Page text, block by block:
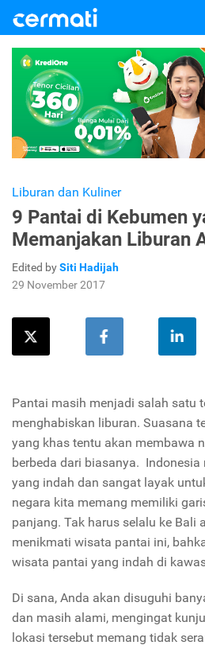
Liburan dan Kuliner
9 Pantai di Kebumen
Memanjakan Liburan
Edited bySiti Hadijah
29 November 2017
Pantai masih menjadi salah satu
menghabiskan liburan. Suasana
yang khas tentu akan membawa
berbeda dari biasanya.
yang indah dan sangat layak
negara kita memang memiliki
panjang. Tak harus selalu ke Bali
menikmati wisata pantai ini,
wisata pantai yang indah di
Di sana, Anda akan disuguhi
dan masih alami, mengingat
lokasi tersebut memang tidak